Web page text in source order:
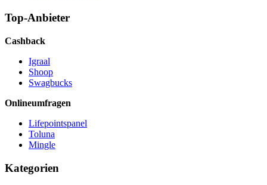
Top-Anbieter
Cashback
Igraal
Shoop
Swagbucks
Onlineumfragen
Lifepointspanel
Toluna
Mingle
Kategorien